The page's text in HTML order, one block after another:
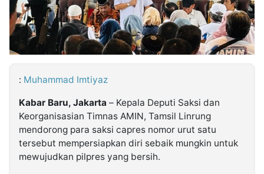
Follow
Kabarbaru
: Muhammad Imtiyaz
Kabar Baru, Jakarta – Kepala Deputi Saksi dan
Keorganisasian Timnas AMIN, Tamsil Linrung
mendorong para saksi capres nomor urut satu
tersebut mempersiapkan diri sebaik mungkin untuk
mewujudkan pilpres yang bersih.